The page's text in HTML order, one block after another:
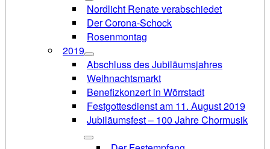
Nordlicht Renate verabschiedet
Der Corona-Schock
Rosenmontag
2019
Abschluss des Jubiläumsjahres
Weihnachtsmarkt
Benefizkonzert in Wörrstadt
Festgottesdienst am 11. August 2019
Jubiläumsfest – 100 Jahre Chormusik